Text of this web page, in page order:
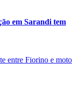
em Sarandi tem